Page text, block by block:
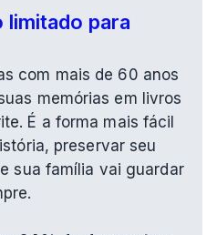
para
com mais de 60 anos
memórias em livros
É a forma mais fácil
preservar seu
sua família vai guardar